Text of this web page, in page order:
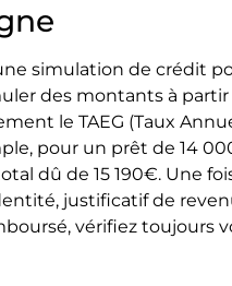
simulation de crédit
des montants à partir
le TAEG (Taux
pour un prêt de 14
dû de 15 190€. Une
justificatif de
vérifiez toujours